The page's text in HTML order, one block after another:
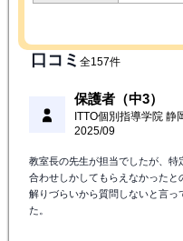
口コミ 全157件
保護者（中3）
ITTO個別指導学院 静
2025/09
教室長の先生が担当でしたが、特
合わせしかしてもらえなかったと
解りづらいから質問しないと言っ
た。